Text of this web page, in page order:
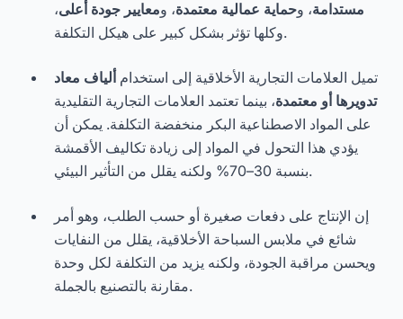
مستدامة، وحماية عمالية معتمدة، ومعايير جودة أعلى،
وكلها تؤثر بشكل كبير على هيكل التكلفة.
تميل العلامات التجارية الأخلاقية إلى استخدام ألياف معاد
تدويرها أو معتمدة، بينما تعتمد العلامات التجارية التقليدية
على المواد الاصطناعية البكر منخفضة التكلفة. يمكن أن
يؤدي هذا التحول في المواد إلى زيادة تكاليف الأقمشة
بنسبة 30–70% ولكنه يقلل من التأثير البيئي.
إن الإنتاج على دفعات صغيرة أو حسب الطلب، وهو أمر
شائع في ملابس السباحة الأخلاقية، يقلل من النفايات
ويحسن مراقبة الجودة، ولكنه يزيد من التكلفة لكل وحدة
مقارنة بالتصنيع بالجملة.